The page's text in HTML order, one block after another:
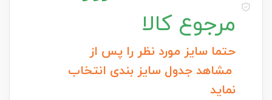
مرجوع کالا
حتما سایز مورد نظر را پس از
مشاهد جدول سایز بندی انتخاب
نماید